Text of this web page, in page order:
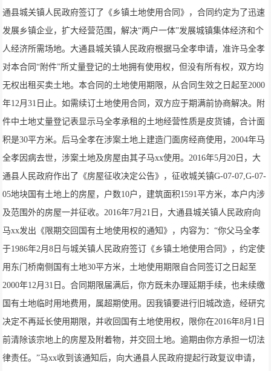
通县城关镇人民政府签订了《乡镇土地使用合同》，合同约定为了迅速
发展乡镇企业，扩大经营范围，解决“两户一体”发展城镇集体经济和个
人经济所需场地。大通县城关镇人民政府根据马全孝申请，准许马全孝
对本合同“附件”所丈量登记的土地拥有使用权，但没有所有权，双方均
无权出租买卖土地。本合同的土地使用期限，从合同生效之日起至2000
年12月31日止。如需续订土地使用合同，双方应于期满前协商解决。附
件中土地丈量登记表显示马全孝承租的土地经营性质是皮货铺，合计面
积是30平方米。后马全孝在涉案土地上建造门面房经商使用，2004年马
全孝因病去世，涉案土地及房屋由其子马xx使用。2016年5月20日，大
通县人民政府作出了《房屋征收决定公告》，征收城关镇G-07-07,G-07-
05地块国有土地上的房屋，户数10户，建筑面积1591平方米，本户内涉
及范围外的房屋一并征收。2016年7月21日，大通县城关镇人民政府向
马xx发出《限期交回国有土地使用权的通知》，内容为：“你父马全孝
于1986年2月8日与城关镇人民政府签订《乡镇土地使用合同》，约定使
用东门桥南侧国有土地30平方米，土地使用期限自合同签订之日起至
2000年12月31日。合同期限届满后，你方既未办理延期手续，也未续缴
国有土地临时用地费用，属超期使用。因我镇要进行旧城改造，经研究
决定不再延长使用期限，并收回国有土地使用权，限你在2016年8月1日
前清除该宗地上的房屋及附着物，并交回土地。逾期由你方承担一切法
律责任。”马xx收到该通知后，向大通县人民政府提起行政复议申请，